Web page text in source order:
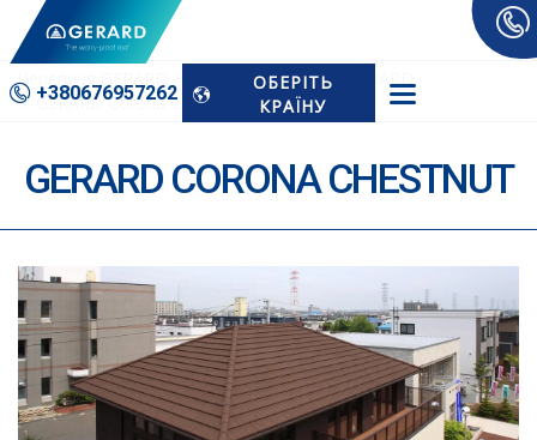
+380676­957262
ОБЕРІТЬ
КРАЇНУ
Черепиця GERARD
Приклади Проектів GERARD
GERARD Corona Chestnut
GERARD CORONA CHESTNUT